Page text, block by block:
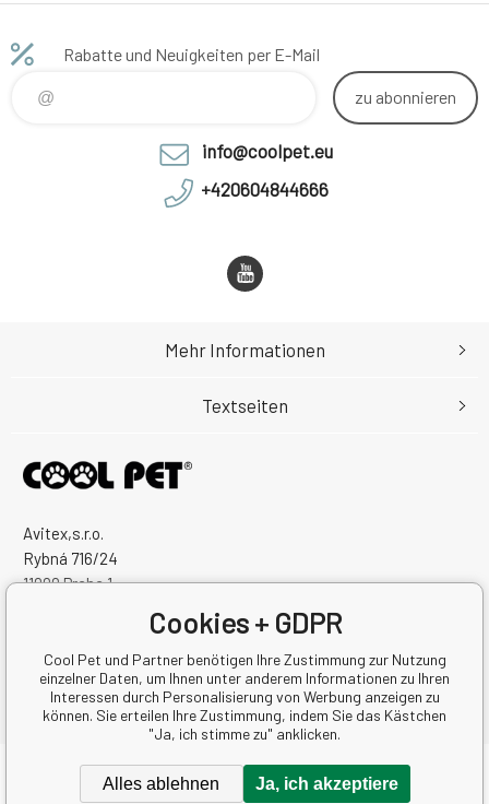
Rabatte und Neuigkeiten per E-Mail
zu abonnieren
info@coolpet.eu
+420604844666
Avitex,s.r.o.
Rybná 716/24
11000 Praha 1
Handelsregister Nr.: 60745291
Steuernum.: CZ60745291
Mehr Informationen
Textseiten
Copyright © 2026 Avitex,s.r.o.
Cookies + GDPR
Cool Pet und Partner benötigen Ihre Zustimmung zur Nutzung
einzelner Daten, um Ihnen unter anderem Informationen zu Ihren
Interessen durch Personalisierung von Werbung anzeigen zu
können. Sie erteilen Ihre Zustimmung, indem Sie das Kästchen
"Ja, ich stimme zu" anklicken.
Alles ablehnen Ja, ich akzeptiere